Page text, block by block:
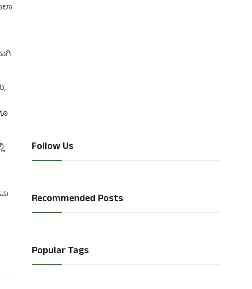
Follow Us
Recommended Posts
Popular Tags